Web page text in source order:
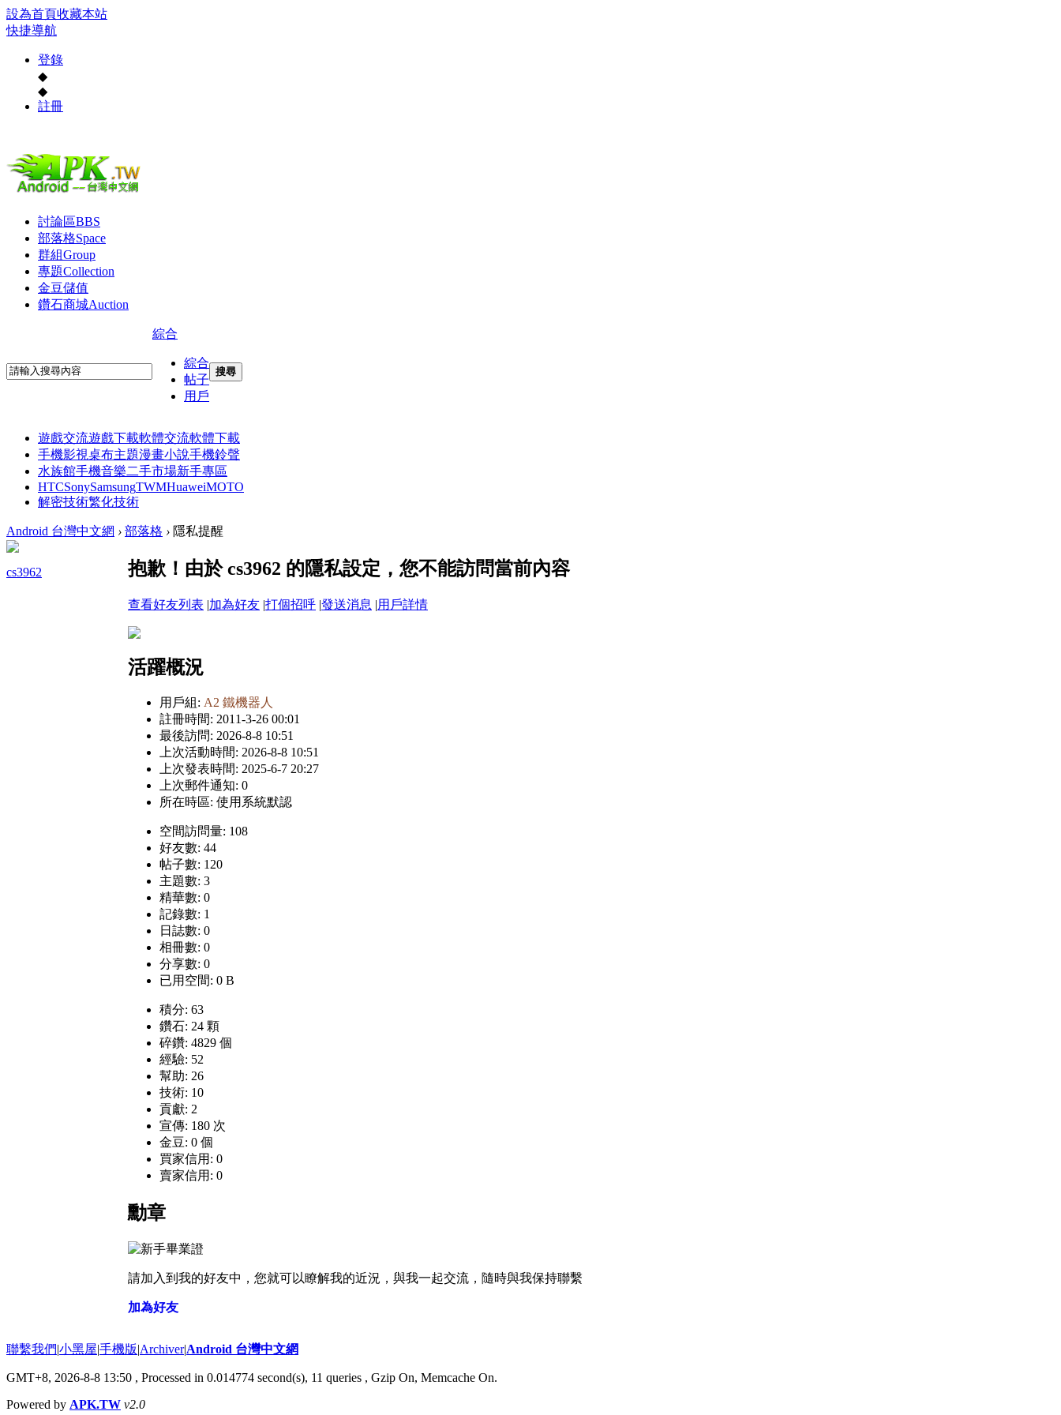
設為首頁收藏本站
快捷導航
登錄
◆
◆
註冊
討論區BBS
部落格Space
群組Group
專題Collection
金豆儲值
鑽石商城Auction
綜合
綜合
帖子
用戶
搜尋
遊戲交流遊戲下載軟體交流軟體下載
手機影視桌布主題漫畫小說手機鈴聲
水族館手機音樂二手市場新手專區
HTCSonySamsungTWMHuaweiMOTO
解密技術繁化技術
Android 台灣中文網 › 部落格 › 隱私提醒
cs3962 抱歉！由於 cs3962 的隱私設定，您不能訪問當前內容
查看好友列表 |加為好友 |打個招呼 |發送消息 |用戶詳情
活躍概況
用戶組: A2 鐵機器人
註冊時間: 2011-3-26 00:01
最後訪問: 2026-8-8 10:51
上次活動時間: 2026-8-8 10:51
上次發表時間: 2025-6-7 20:27
上次郵件通知: 0
所在時區: 使用系統默認
空間訪問量: 108
好友數: 44
帖子數: 120
主題數: 3
精華數: 0
記錄數: 1
日誌數: 0
相冊數: 0
分享數: 0
已用空間: 0 B
積分: 63
鑽石: 24 顆
碎鑽: 4829 個
經驗: 52
幫助: 26
技術: 10
貢獻: 2
宣傳: 180 次
金豆: 0 個
買家信用: 0
賣家信用: 0
勳章
請加入到我的好友中，您就可以瞭解我的近況，與我一起交流，隨時與我保持聯繫
加為好友
聯繫我們|小黑屋|手機版|Archiver|Android 台灣中文網
GMT+8, 2026-8-8 13:50 , Processed in 0.014774 second(s), 11 queries , Gzip On, Memcache On.
Powered by APK.TW v2.0